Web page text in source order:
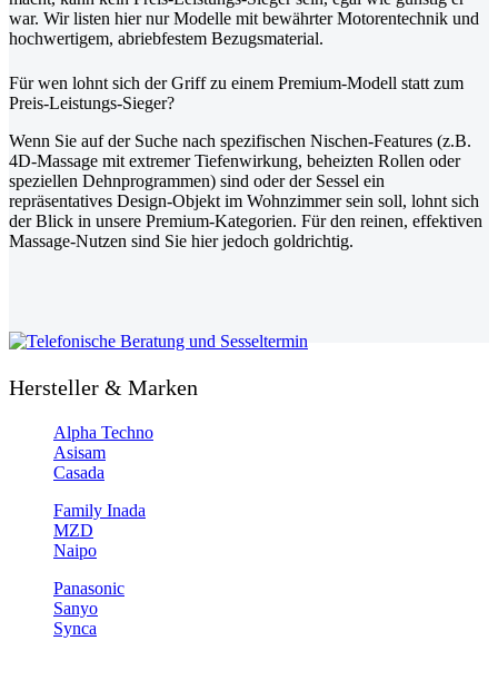
war. Wir listen hier nur Modelle mit bewährter Motorentechnik und
hochwertigem, abriebfestem Bezugsmaterial.
Für wen lohnt sich der Griff zu einem Premium-Modell statt zum
Preis-Leistungs-Sieger?
Wenn Sie auf der Suche nach spezifischen Nischen-Features (z.B.
4D-Massage mit extremer Tiefenwirkung, beheizten Rollen oder
speziellen Dehnprogrammen) sind oder der Sessel ein
repräsentatives Design-Objekt im Wohnzimmer sein soll, lohnt sich
der Blick in unsere Premium-Kategorien. Für den reinen, effektiven
Massage-Nutzen sind Sie hier jedoch goldrichtig.
Hersteller & Marken
Alpha Techno
Asisam
Casada
Family Inada
MZD
Naipo
Panasonic
Sanyo
Synca